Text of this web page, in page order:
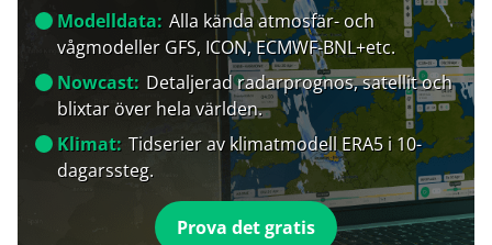
Modelldata: Alla kända atmosfär- och
vågmodeller GFS, ICON, ECMWF-BNL+etc.
Nowcast: Detaljerad radarprognos, satellit och
blixtar över hela världen.
Klimat: Tidserier av klimatmodell ERA5 i 10-
dagarssteg.
Prova det gratis